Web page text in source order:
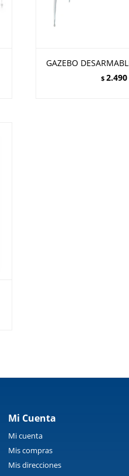
GAZEBO
$ 2.490
Mi Cuenta
Mi cuenta
Mis compras
Mis direcciones